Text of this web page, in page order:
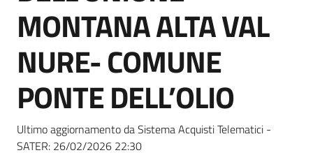
English
site
Seguici
MONTANA ALTA VAL
NURE- COMUNE
PONTE DELL’OLIO
Ultimo aggiornamento da Sistema Acquisti Telematici -
SATER: 26/02/2026 22:30